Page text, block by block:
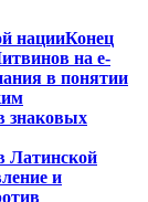
нацииКонец
на e-
в понятии
знаковых
Латинской
и